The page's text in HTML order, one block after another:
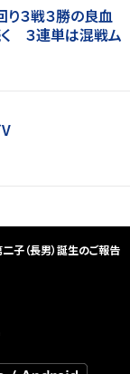
り３戦３勝の良血
３連単は混戦ム
二子（長男）誕生のご報告